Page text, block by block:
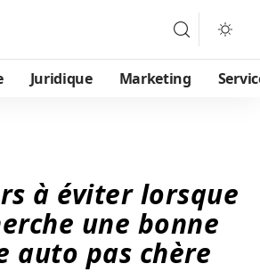
Juridique Marketing
à éviter lorsque
une bonne
auto pas chère